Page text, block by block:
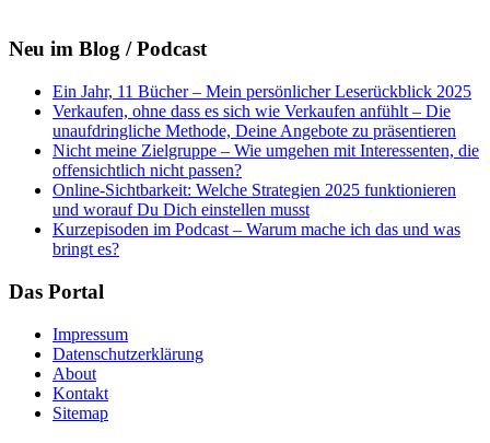
Neu im Blog / Podcast
Ein Jahr, 11 Bücher – Mein persönlicher Leserückblick 2025
Verkaufen, ohne dass es sich wie Verkaufen anfühlt – Die
unaufdringliche Methode, Deine Angebote zu präsentieren
Nicht meine Zielgruppe – Wie umgehen mit Interessenten, die
offensichtlich nicht passen?
Online-Sichtbarkeit: Welche Strategien 2025 funktionieren
und worauf Du Dich einstellen musst
Kurzepisoden im Podcast – Warum mache ich das und was
bringt es?
Das Portal
Impressum
Datenschutzerklärung
About
Kontakt
Sitemap